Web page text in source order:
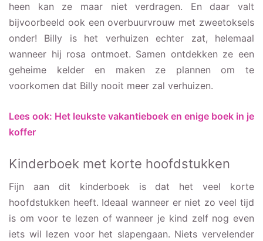
heen kan ze maar niet verdragen. En daar valt
bijvoorbeeld ook een overbuurvrouw met zweetoksels
onder! Billy is het verhuizen echter zat, helemaal
wanneer hij rosa ontmoet. Samen ontdekken ze een
geheime kelder en maken ze plannen om te
voorkomen dat Billy nooit meer zal verhuizen.
Lees ook: Het leukste vakantieboek en enige boek in je
koffer
Kinderboek met korte hoofdstukken
Fijn aan dit kinderboek is dat het veel korte
hoofdstukken heeft. Ideaal wanneer er niet zo veel tijd
is om voor te lezen of wanneer je kind zelf nog even
iets wil lezen voor het slapengaan. Niets vervelender